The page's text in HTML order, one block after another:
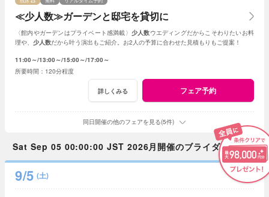
≪少人数≫ガーデンと邸宅を貸切に
〈館内やガーデンはプライベート感満載〉 少人数ウエディングだからこそわりたいお料
理や、 少人数だから叶う演出もご紹介。お2人の予算に合わせた見積もりもご提案！
11:00～ 13:00～ 15:00～ 17:00～
120分程度
詳しくみる フェア予約
同日開催の他のフェアを見る(5件)
Sat Sep 05 00:00:00 JST 2026月開催のブライダルフェア
9/5 (土)